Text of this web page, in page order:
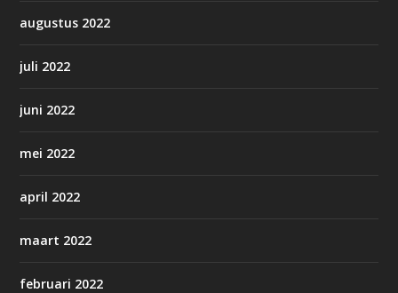
augustus 2022
juli 2022
juni 2022
mei 2022
april 2022
maart 2022
februari 2022